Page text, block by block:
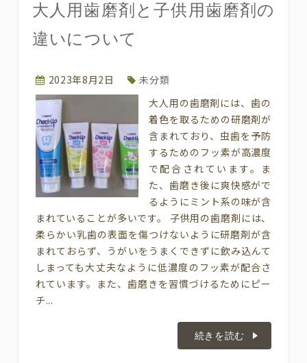
大人用歯磨剤と子供用歯磨剤の
違いについて
2023年8月2日
未分類
大人用の歯磨剤には、歯の
着色を取るための研磨剤が
含まれており、虫歯を予防
するためのフッ素が高濃度
で配合されています。ま
た、歯磨き後に爽快感がで
るようにミント系の味が含
まれていることが多いです。 子供用の歯磨剤には、
柔らかい乳歯の表面を傷つけないように研磨剤が含
まれておらず、うがいをうまくできずに飲み込んて
しまっても大丈夫なように低濃度のフッ素が配合さ
れています。また、歯磨きを習慣づけるためにピー
チ...
続きを読む